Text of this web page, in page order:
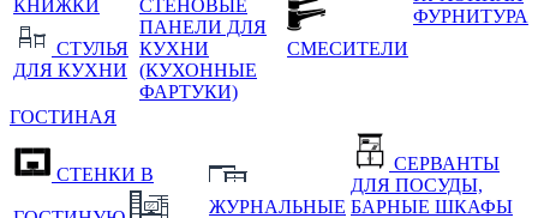
КНИЖКИ
СТУЛЬЯ
ДЛЯ КУХНИ
СТЕНОВЫЕ
ПАНЕЛИ ДЛЯ
КУХНИ
(КУХОННЫЕ
ФАРТУКИ)
СМЕСИТЕЛИ
ФУРНИТУРА
ГОСТИНАЯ
СТЕНКИ В
ЖУРНАЛЬНЫЕ
СЕРВАНТЫ
ДЛЯ ПОСУДЫ,
БАРНЫЕ ШКАФЫ